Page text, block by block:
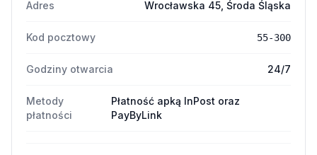
Adres Wrocławska 45, Środa Śląska
Kod pocztowy 55-300
Godziny otwarcia 24/7
Metody
płatności
Płatność apką InPost oraz
PayByLink